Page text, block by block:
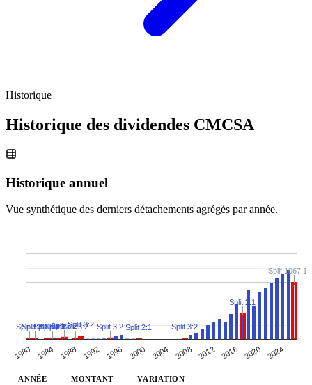
Historique
Historique des dividendes CMCSA
Historique annuel
Vue synthétique des derniers détachements agrégés par année.
1980 1984 1988 1992 1996 2000 2004 2008 2012 2016 2020 2024
Split 3:2
Split 3:2Split 3:2
Split 3:2
Split 3:2
Split 3:2
Split 3:2
Split 3:2 Split 3:2 Split 2:1 Split 3:2
Split 2:1
Split
ANNÉE MONTANT VARIATION